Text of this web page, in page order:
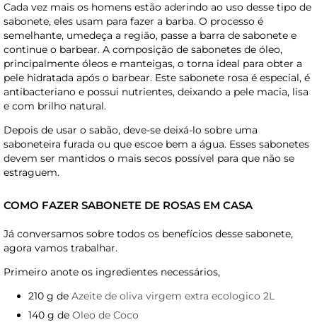
Cada vez mais os homens estão aderindo ao uso desse tipo de
sabonete, eles usam para fazer a barba. O processo é
semelhante, umedeça a região, passe a barra de sabonete e
continue o barbear. A composição de sabonetes de óleo,
principalmente óleos e manteigas, o torna ideal para obter a
pele hidratada após o barbear. Este sabonete rosa é especial, é
antibacteriano e possui nutrientes, deixando a pele macia, lisa
e com brilho natural.
Depois de usar o sabão, deve-se deixá-lo sobre uma
saboneteira furada ou que escoe bem a água. Esses sabonetes
devem ser mantidos o mais secos possível para que não se
estraguem.
COMO FAZER SABONETE DE ROSAS EM CASA
Já conversamos sobre todos os benefícios desse sabonete,
agora vamos trabalhar.
Primeiro anote os ingredientes necessários,
210 g de Azeite de oliva virgem extra ecologico 2L
140 g de Oleo de Coco